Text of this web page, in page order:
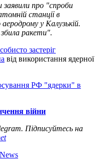
заявили про "спроби
станції в
у Калузькій.
ракети".
застеріг
від використання ядерної
РФ "ядерки" в
війни
Підписуйтесь на